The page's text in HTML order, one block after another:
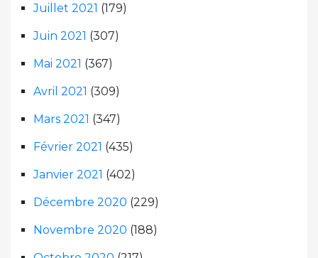
Juillet 2021 (179)
Juin 2021 (307)
Mai 2021 (367)
Avril 2021 (309)
Mars 2021 (347)
Février 2021 (435)
Janvier 2021 (402)
Décembre 2020 (229)
Novembre 2020 (188)